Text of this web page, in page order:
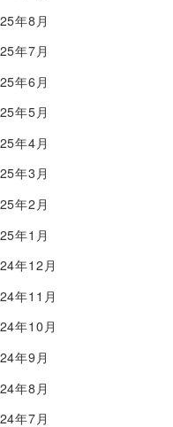
年8月
年7月
年6月
年5月
年4月
年3月
年2月
年1月
年12月
年11月
年10月
年9月
年8月
年7月